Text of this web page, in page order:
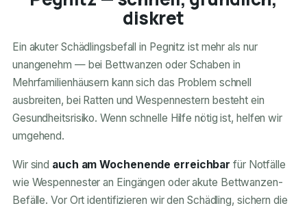
diskret
Ein akuter Schädlingsbefall in Pegnitz ist mehr als nur
unangenehm — bei Bettwanzen oder Schaben in
Mehrfamilienhäusern kann sich das Problem schnell
ausbreiten, bei Ratten und Wespennestern besteht ein
Gesundheitsrisiko. Wenn schnelle Hilfe nötig ist, helfen wir
umgehend.
Wir sind auch am Wochenende erreichbar für Notfälle
wie Wespennester an Eingängen oder akute Bettwanzen-
Befälle. Vor Ort identifizieren wir den Schädling, sichern die